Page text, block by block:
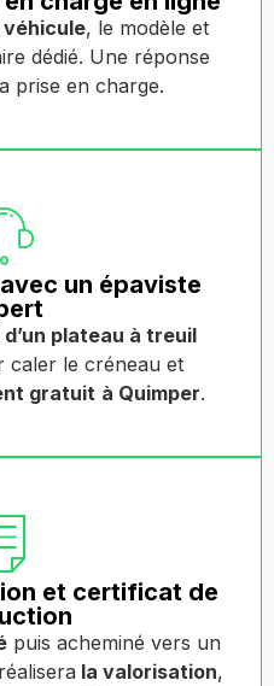
véhicule, le modèle et
dédié. Une réponse
prise en charge.
un épaviste
plateau à treuil
caler le créneau et
gratuit à Quimper.
et certificat de
puis acheminé vers un
la valorisation,